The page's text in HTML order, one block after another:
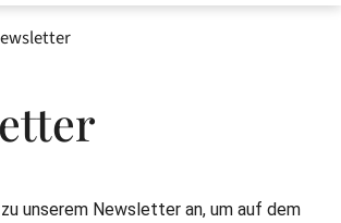
unserem Newsletter an, um auf dem